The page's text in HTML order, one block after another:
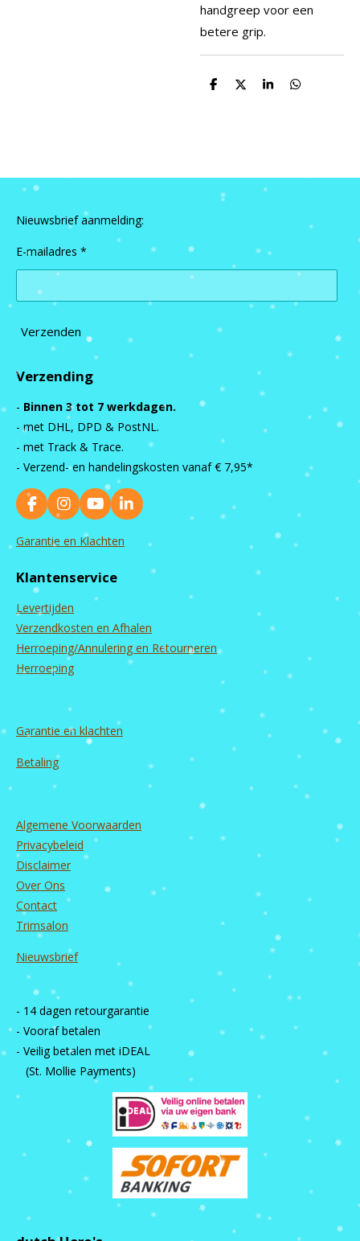
handgreep voor een
betere grip.
D
D
S
D
Nieuwsbrief aanmelding:
E-mailadres *
Verzenden
Verzending
- Binnen 3 tot 7 werkdagen.
- met DHL, DPD & PostNL.
- met Track & Trace.
- Verzend- en handelingskosten vanaf € 7,95*
F
a
c
o
o
k
I
n
s
g
a
m
Y
o
u
b
e
L
i
Garantie en Klachten
Klantenservice
Levertijden
Verzendkosten en Afhalen
Herroeping/Annulering en Retourneren
Herroeping
Garantie en klachten
Betaling
Algemene Voorwaarden
Privacybeleid
Disclaimer
Over Ons
Contact
Trimsalon
Nieuwsbrief
- 14 dagen retourgarantie
- Vooraf betalen
- Veilig betalen met iDEAL
(St. Mollie Payments)